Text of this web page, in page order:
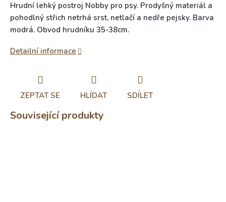
Hrudní lehký postroj Nobby pro psy. Prodyšný materiál a
pohodlný střich netrhá srst, netlačí a nedře pejsky. Barva
modrá. Obvod hrudníku 35-38cm.
Detailní informace
ZEPTAT SE HLÍDAT SDÍLET
Související produkty